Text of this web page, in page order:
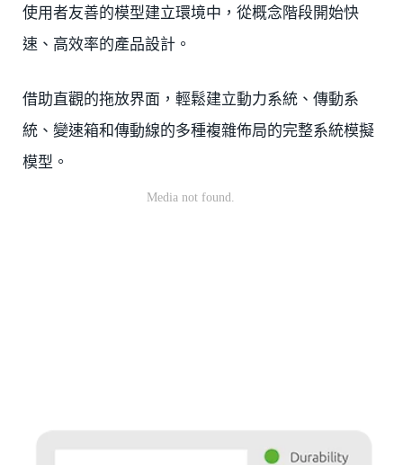
使用者友善的模型建立環境中，從概念階段開始快
速、高效率的產品設計。
借助直觀的拖放界面，輕鬆建立動力系統、傳動系
統、變速箱和傳動線的多種複雜佈局的完整系統模擬
模型。